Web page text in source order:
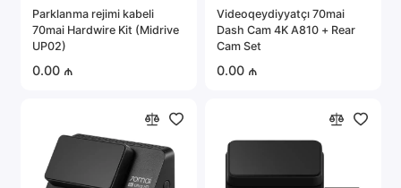
Portativ elektronika
Avtomobil elektronikası
Hamısını göstər
Parklanma rejimi kabeli
70mai Hardwire Kit (Midrive
UP02)
0.00 ₼
Videoqeydiyyatçı 70mai
Dash Cam 4K A810 + Rear
Cam Set
0.00 ₼